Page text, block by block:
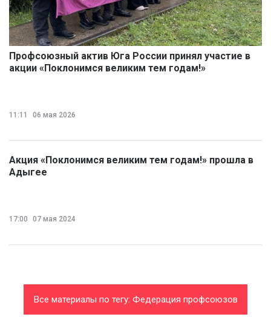
Профсоюзный актив Юга России принял участие в
акции «Поклонимся великим тем годам!»
11:11 06 мая 2026
Акция «Поклонимся великим тем годам!» прошла в
Адыгее
17:00 07 мая 2024
Все материалы по тегу: Федерация профсоюзов